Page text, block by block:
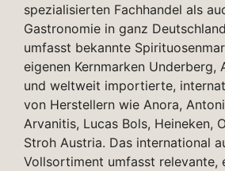
spezialisierten Fachhandel als
Gastronomie in ganz
umfasst bekannte
eigenen Kernmarken Underberg,
und weltweit importierte,
von Herstellern wie Anora,
Arvanitis, Lucas Bols, Heineken,
Stroh Austria. Das international
Vollsortiment umfasst relevante,